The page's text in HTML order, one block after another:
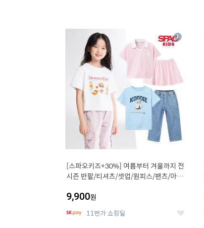
13
[스파오키즈+30%] 여름부터 겨울까지 전
시즌 반팔/티셔츠/셋업/원피스/팬츠/아우
9,900원
11번가 쇼킹딜 좋
상